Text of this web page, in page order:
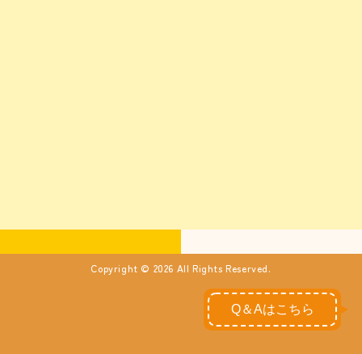
Copyright © 2026 All Rights Reserved.